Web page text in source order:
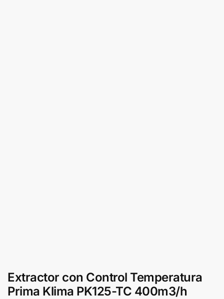
Extractor con Control Temperatura
Prima Klima PK125-TC 400m3/h